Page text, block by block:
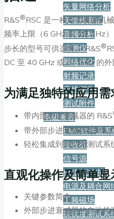
矢量网络分析
天馈线测试
音频分析
综测仪
网络优化
射频记录
天线探头
测试附件
电磁兼容
EMC软件及系
接收机
信号源
PCB/IC扫描
电源及耦合网
工频磁场
抗扰度测试系
R&S®RSC 是一种可切换的机
频率上限（6 GHz 或 18 GHz
步长的型号可供选择。 R&S®
DC 至 40 GHz 或 67 GHz 的外
为满足独特的应用
带内部步进衰减器的 R&S
带外部步进衰减器的 R&S
轻松集成到自动化测试系
直观化操作及简单显
关键参数简介
外部步进衰减器的自动检